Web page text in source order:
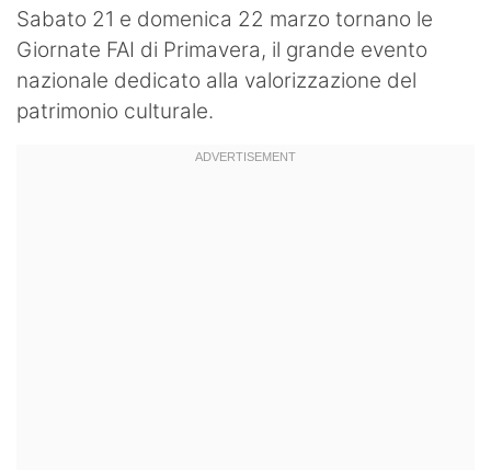
Sabato 21 e domenica 22 marzo tornano le
Giornate FAI di Primavera, il grande evento
nazionale dedicato alla valorizzazione del
patrimonio culturale.